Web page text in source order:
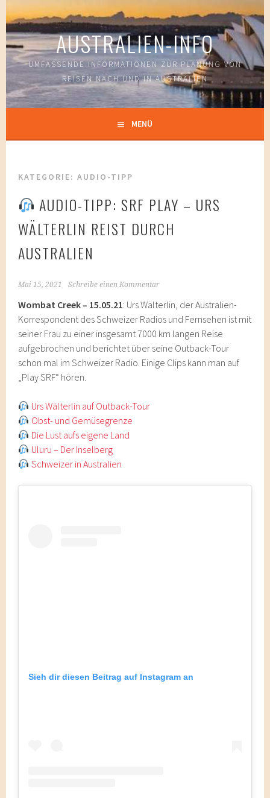
Springe
zum
Inhalt
AUSTRALIEN-INFO
UMFASSENDE INFORMATIONEN ZUR PLANUNG VON
REISEN NACH UND IN AUSTRALIEN
MENÜ
KATEGORIE:AUDIO-TIPP
AUDIO-TIPP: SRF PLAY – URS
WÄLTERLIN REIST DURCH
AUSTRALIEN
Mai 15, 2021 Schreibe einen Kommentar
Wombat Creek – 15.05.21: Urs Wälterlin, der Australien-
Korrespondent des Schweizer Radios und Fernsehen ist mit
seiner Frau zu einer insgesamt 7000 km langen Reise
aufgebrochen und berichtet über seine Outback-Tour
schon mal im Schweizer Radio. Einige Clips kann man auf
„Play SRF“ hören.
Urs Wälterlin auf Outback-Tour
Obst- und Gemüsegrenze
Die Lust aufs eigene Land
Uluru – Der Inselberg
Schweizer in Australien
Sieh dir diesen Beitrag auf Instagram an